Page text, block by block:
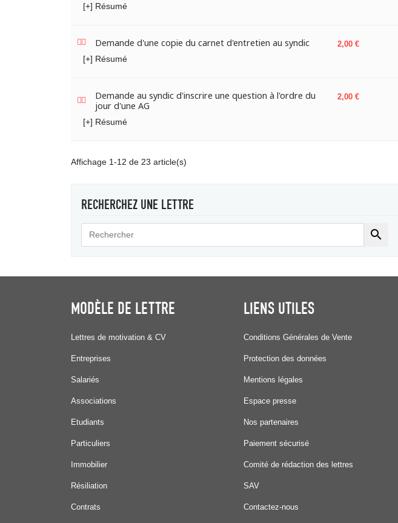
[+] Résumé
Demande d'une copie du carnet d'entretien au syndic
[+] Résumé
Prix
2,00 €
Demande au syndic d'inscrire une question à l'ordre du
jour d'une AG
[+] Résumé
Prix
2,00 €
Affichage 1-12 de 23 article(s)
RECHERCHEZ UNE LETTRE

MODÈLE DE LETTRE
Lettres de motivation & CV
Entreprises
Salariés
Associations
Etudiants
Particuliers
Immobilier
Résiliation
Contrats
LIENS UTILES
Conditions Générales de Vente
Protection des données
Mentions légales
Espace presse
Nos partenaires
Paiement sécurisé
Comité de rédaction des lettres
SAV
Contactez-nous